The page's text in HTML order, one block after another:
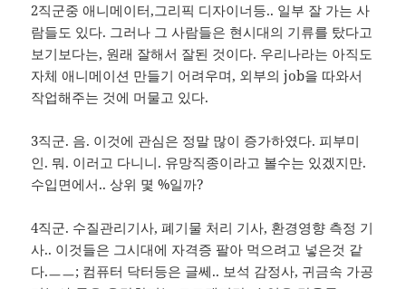
2직군중 애니메이터,그리픽 디자이너등.. 일부 잘 가는 사
람들도 있다. 그러나 그 사람들은 현시대의 기류를 탔다고
보기보다는, 원래 잘해서 잘된 것이다. 우리나라는 아직도
자체 애니메이션 만들기 어려우며, 외부의 job을 따와서
작업해주는 것에 머물고 있다.
3직군. 음. 이것에 관심은 정말 많이 증가하였다. 피부미
인. 뭐. 이러고 다니니. 유망직종이라고 볼수는 있겠지만.
수입면에서.. 상위 몇 %일까?
4직군. 수질관리기사, 폐기물 처리 기사, 환경영향 측정 기
사.. 이것들은 그시대에 자격증 팔아 먹으려고 넣은것 같
다.ㅡㅡ; 컴퓨터 닥터등은 글쎄.. 보석 감정사, 귀금속 가공